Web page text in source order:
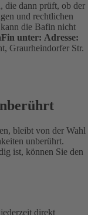
die dann prüft, ob der
und rechtlichen
die Bafin nicht
unter: Adresse:
Graurheindorfer Str.
bleibt von der Wahl
unberührt.
ist, können Sie den
direkt